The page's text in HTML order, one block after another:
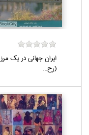
ايران جهاني در يك مرز
(رح...